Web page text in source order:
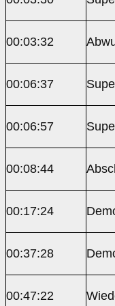
00:03:32
00:06:37
00:06:57
00:08:44
00:17:24
00:37:28
00:47:22